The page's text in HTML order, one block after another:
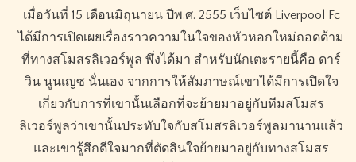
เมื่อวันที่ 15 เดือนมิถุนายน ปีพ.ศ. 2555 เว็บไซต์ Liverpool Fc
ได้มีการเปิดเผยเรื่องราวความในใจของหัวหอกใหม่ถอดด้าม
ที่ทางสโมสรลิเวอร์พูล พึ่งได้มา สำหรับนักเตะรายนี้คือ ดาร์
วิน นูนเญซ นั่นเอง จากการให้สัมภาษณ์เขาได้มีการเปิดใจ
เกี่ยวกับการที่เขานั้นเลือกที่จะย้ายมาอยู่กับทีมสโมสร
ลิเวอร์พูลว่าเขานั้นประทับใจกับสโมสรลิเวอร์พูลมานานแล้ว
และเขารู้สึกดีใจมากที่ตัดสินใจย้ายมาอยู่กับทางสโมสร